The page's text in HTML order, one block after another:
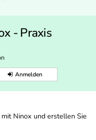
- Praxis
Anmelden
Ninox und erstellen Sie